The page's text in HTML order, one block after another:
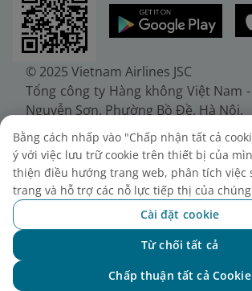
© 2025 Vietnam Airlines JSC
Tổng công ty Hàng không Việt Nam -
Nguyễn Sơn, Phường Bồ Đề, Hà Nội.
Điện thoại: (+84-24) 38272289.
38722375
Giấy chứng nhận đăng ký doanh
doanh nghiệp 0100107518, đăng ký
30/6/2010, đăng ký thay đổi lần
24/7/2025, cấp bởi Sở Tài chính
Bằng cách nhấp vào "Chấp nhận tất cả
ý với việc lưu trữ cookie trên thiết bị của
thiện điều hướng trang web, phân tích việc
trang và hỗ trợ các nỗ lực tiếp thị của
Cài đặt cookie
Từ chối tất cả
Chấp thuận tất cả Cookie